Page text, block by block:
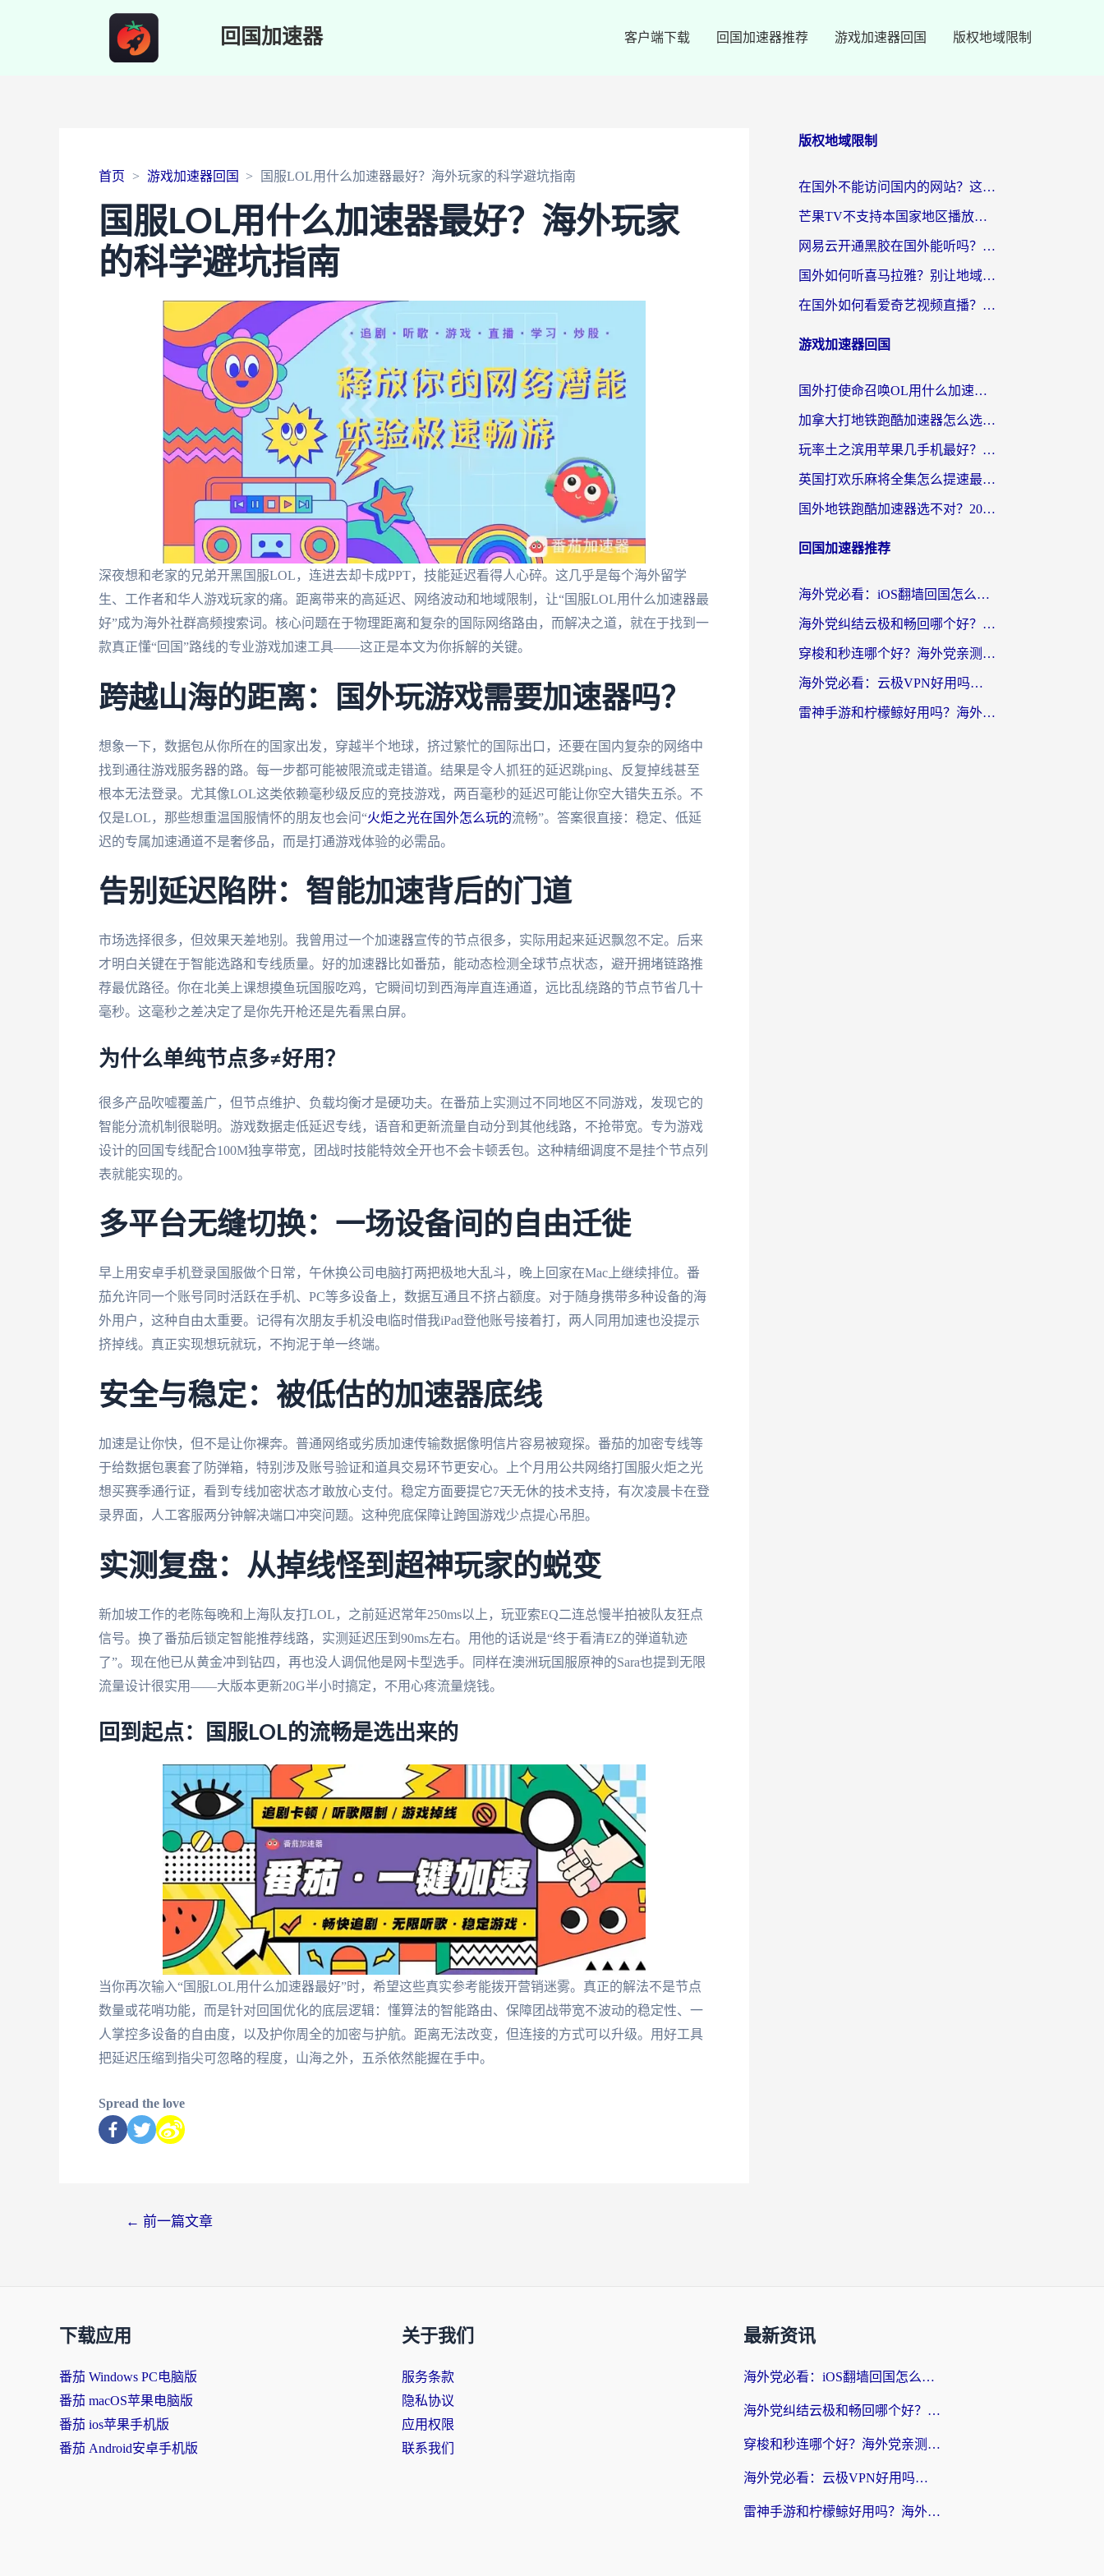
回国加速器 客户端下载 回国加速器推荐 游戏加速器回国 版权地域限制
首页 游戏加速器回国 国服LOL用什么加速器最好？海外玩家的科学避坑指南
国服LOL用什么加速器最好？海外玩家
的科学避坑指南
深夜想和老家的兄弟开黑国服LOL，连进去却卡成PPT，技能延迟看得人心碎。这几乎是每个海外留学
生、工作者和华人游戏玩家的痛。距离带来的高延迟、网络波动和地域限制，让“国服LOL用什么加速器最
好”成为海外社群高频搜索词。核心问题在于物理距离和复杂的国际网络路由，而解决之道，就在于找到一
款真正懂“回国”路线的专业游戏加速工具——这正是本文为你拆解的关键。
跨越山海的距离：国外玩游戏需要加速器吗？
想象一下，数据包从你所在的国家出发，穿越半个地球，挤过繁忙的国际出口，还要在国内复杂的网络中
找到通往游戏服务器的路。每一步都可能被限流或走错道。结果是令人抓狂的延迟跳ping、反复掉线甚至
根本无法登录。尤其像LOL这类依赖毫秒级反应的竞技游戏，两百毫秒的延迟可能让你空大错失五杀。不
仅是LOL，那些想重温国服情怀的朋友也会问“火炬之光在国外怎么玩的流畅”。答案很直接：稳定、低延
迟的专属加速通道不是奢侈品，而是打通游戏体验的必需品。
告别延迟陷阱：智能加速背后的门道
市场选择很多，但效果天差地别。我曾用过一个加速器宣传的节点很多，实际用起来延迟飘忽不定。后来
才明白关键在于智能选路和专线质量。好的加速器比如番茄，能动态检测全球节点状态，避开拥堵链路推
荐最优路径。你在北美上课想摸鱼玩国服吃鸡，它瞬间切到西海岸直连通道，远比乱绕路的节点节省几十
毫秒。这毫秒之差决定了是你先开枪还是先看黑白屏。
为什么单纯节点多≠好用？
很多产品吹嘘覆盖广，但节点维护、负载均衡才是硬功夫。在番茄上实测过不同地区不同游戏，发现它的
智能分流机制很聪明。游戏数据走低延迟专线，语音和更新流量自动分到其他线路，不抢带宽。专为游戏
设计的回国专线配合100M独享带宽，团战时技能特效全开也不会卡顿丢包。这种精细调度不是挂个节点列
表就能实现的。
多平台无缝切换：一场设备间的自由迁徙
早上用安卓手机登录国服做个日常，午休换公司电脑打两把极地大乱斗，晚上回家在Mac上继续排位。番
茄允许同一个账号同时活跃在手机、PC等多设备上，数据互通且不挤占额度。对于随身携带多种设备的海
外用户，这种自由太重要。记得有次朋友手机没电临时借我iPad登他账号接着打，两人同用加速也没提示
挤掉线。真正实现想玩就玩，不拘泥于单一终端。
安全与稳定：被低估的加速器底线
加速是让你快，但不是让你裸奔。普通网络或劣质加速传输数据像明信片容易被窥探。番茄的加密专线等
于给数据包裹套了防弹箱，特别涉及账号验证和道具交易环节更安心。上个月用公共网络打国服火炬之光
想买赛季通行证，看到专线加密状态才敢放心支付。稳定方面要提它7天无休的技术支持，有次凌晨卡在登
录界面，人工客服两分钟解决端口冲突问题。这种兜底保障让跨国游戏少点提心吊胆。
实测复盘：从掉线怪到超神玩家的蜕变
新加坡工作的老陈每晚和上海队友打LOL，之前延迟常年250ms以上，玩亚索EQ二连总慢半拍被队友狂点
信号。换了番茄后锁定智能推荐线路，实测延迟压到90ms左右。用他的话说是“终于看清EZ的弹道轨迹
了”。现在他已从黄金冲到钻四，再也没人调侃他是网卡型选手。同样在澳洲玩国服原神的Sara也提到无限
流量设计很实用——大版本更新20G半小时搞定，不用心疼流量烧钱。
回到起点：国服LOL的流畅是选出来的
当你再次输入“国服LOL用什么加速器最好”时，希望这些真实参考能拨开营销迷雾。真正的解法不是节点
数量或花哨功能，而是针对回国优化的底层逻辑：懂算法的智能路由、保障团战带宽不波动的稳定性、一
人掌控多设备的自由度，以及护你周全的加密与护航。距离无法改变，但连接的方式可以升级。用好工具
把延迟压缩到指尖可忽略的程度，山海之外，五杀依然能握在手中。
Spread the love
← 前一篇文章
版权地域限制
在国外不能访问国内的网站？这篇攻略帮你无缝连接家乡资源
芒果TV不支持本国家地区播放该怎么解决？海外党追剧看片的终极指南
网易云开通黑胶在国外能听吗？海外党亲测有效的回国听音乐方案
国外如何听喜马拉雅？别让地域限制，断了你的中文声音陪伴
在国外如何看爱奇艺视频直播？海外党亲测有效的回国加速器指南
游戏加速器回国
国外打使命召唤OL用什么加速器最好？海外玩家国服畅玩全攻略（附小众游戏加速技巧）
加拿大打地铁跑酷加速器怎么选？2026海外玩家实测指南（附王国纪元保卫萝卜3加速技巧）
玩率土之滨用苹果几手机最好？海外党必看的国服游戏加速+设备选择指南
英国打欢乐麻将全集怎么提速最快？海外党亲测有效的国服游戏加速指南
国外地铁跑酷加速器选不对？2026海外玩家必看的国服游戏加速全攻略
回国加速器推荐
海外党必看：iOS翻墙回国怎么选？一篇搞定无缝访问国内资源
海外党纠结云极和畅回哪个好？一篇讲透回国加速器怎么选（附避坑指南）
穿梭和秒连哪个好？海外党亲测3款回国加速器，教你在国外正常浏览国内网站
海外党必看：云极VPN好用吗？和GoLinkVPN对比哪个回国效果更好？附真实体验指南
雷神手游和柠檬鲸好用吗？海外党亲测3款回国加速器，教你避开破解VPN坑
下载应用
番茄 Windows PC电脑版
番茄 macOS苹果电脑版
番茄 ios苹果手机版
番茄 Android安卓手机版
关于我们
服务条款
隐私协议
应用权限
联系我们
最新资讯
海外党必看：iOS翻墙回国怎么选？一篇搞定无缝访问国内资源
海外党纠结云极和畅回哪个好？一篇讲透回国加速器怎么选（附避坑指南）
穿梭和秒连哪个好？海外党亲测3款回国加速器，教你在国外正常浏览国内网站
海外党必看：云极VPN好用吗？和GoLinkVPN对比哪个回国效果更好？附真实体验指南
雷神手游和柠檬鲸好用吗？海外党亲测3款回国加速器，教你避开破解VPN坑